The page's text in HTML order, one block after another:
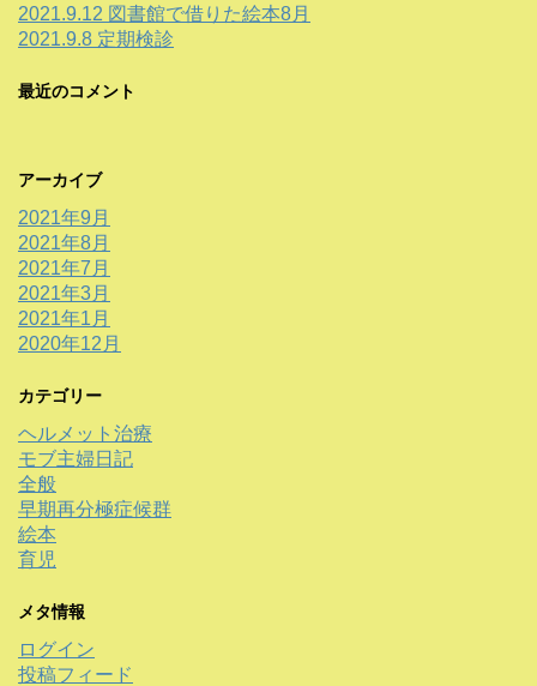
2021.9.12 図書館で借りた絵本8月
2021.9.8 定期検診
最近のコメント
アーカイブ
2021年9月
2021年8月
2021年7月
2021年3月
2021年1月
2020年12月
カテゴリー
ヘルメット治療
モブ主婦日記
全般
早期再分極症候群
絵本
育児
メタ情報
ログイン
投稿フィード